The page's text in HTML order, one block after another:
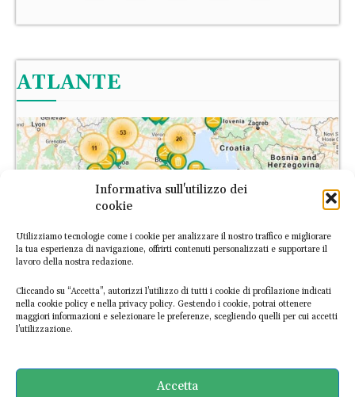
Informativa sull'utilizzo dei
cookie
Utilizziamo tecnologie come i cookie per analizzare il nostro traffico e migliorare
la tua esperienza di navigazione, offrirti contenuti personalizzati e supportare il
lavoro della nostra redazione.
Cliccando su “Accetta”, autorizzi l’utilizzo di tutti i cookie di profilazione indicati
nella cookie policy e nella privacy policy. Gestendo i cookie, potrai ottenere
maggiori informazioni e selezionare le preferenze, scegliendo quelli per cui accetti
l’utilizzazione.
Accetta
ATLANTE
digitale dedicata alle imprese italiane circolari. Scopri le